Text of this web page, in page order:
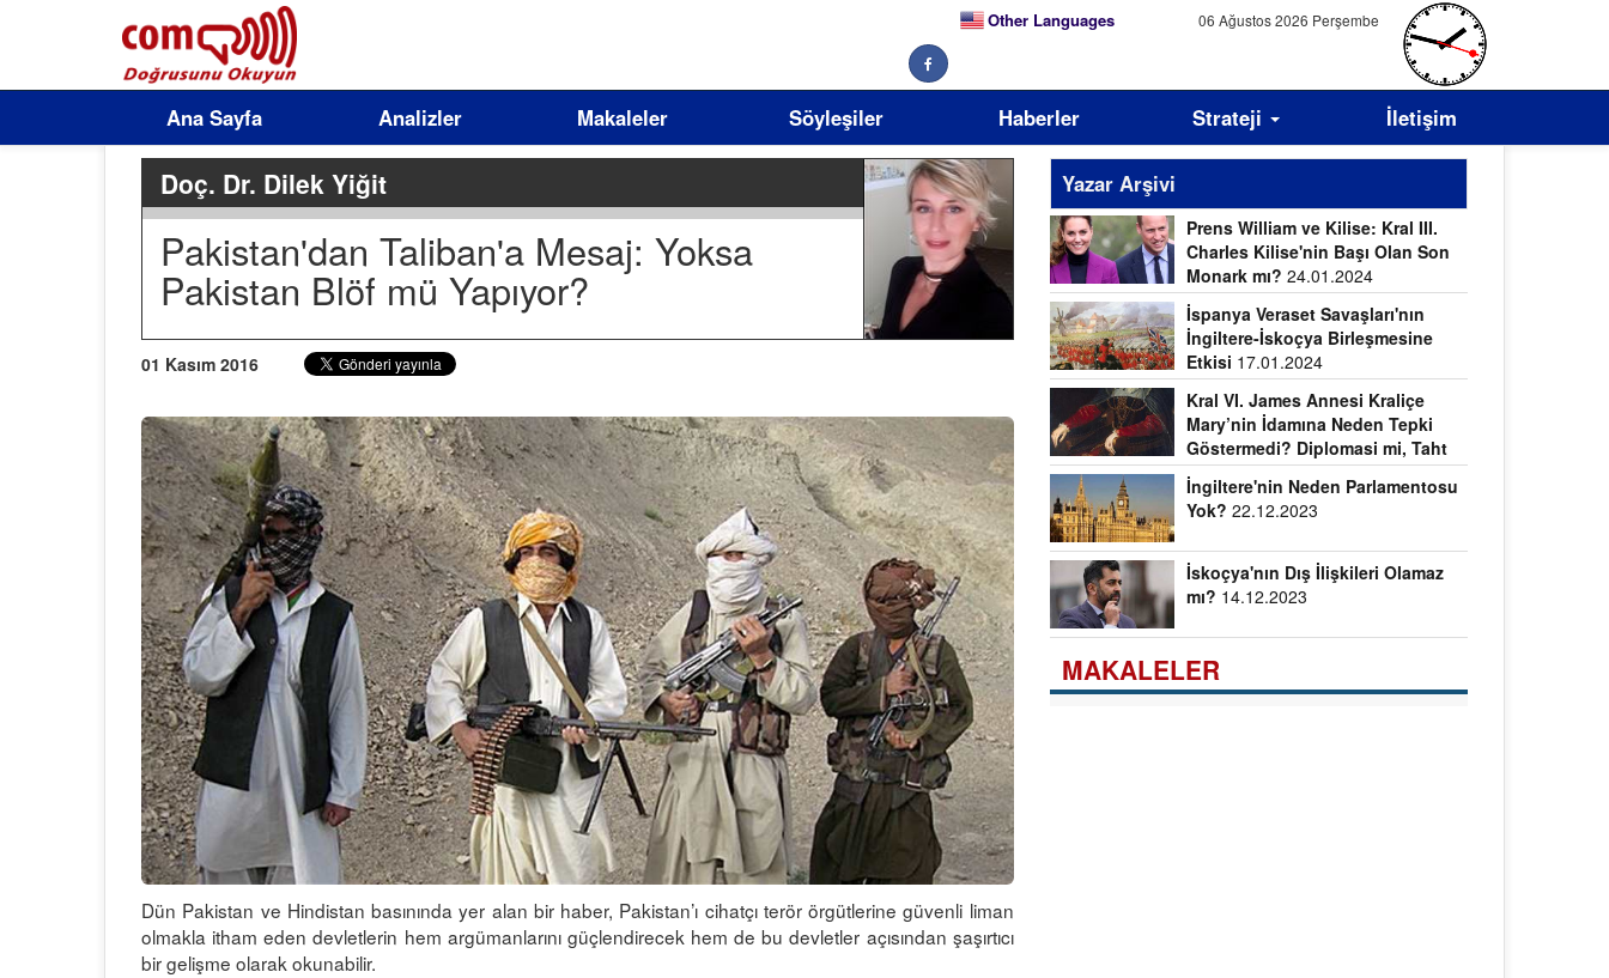
06 Ağustos 2026 Perşembe
Other Languages
Ana Sayfa Analizler Makaleler Söyleşiler Haberler Strateji İletişim
Doç. Dr. Dilek Yiğit
Pakistan'dan Taliban'a Mesaj: Yoksa
Pakistan Blöf mü Yapıyor?
01 Kasım 2016
Dün Pakistan ve Hindistan basınında yer alan bir haber, Pakistan’ı cihatçı terör örgütlerine güvenli liman
olmakla itham eden devletlerin hem argümanlarını güçlendirecek hem de bu devletler açısından şaşırtıcı
bir gelişme olarak okunabilir.
Yazar Arşivi
Prens William ve Kilise: Kral III.
Charles Kilise'nin Başı Olan Son
Monark mı? 24.01.2024
İspanya Veraset Savaşları'nın
İngiltere-İskoçya Birleşmesine
Etkisi 17.01.2024
Kral VI. James Annesi Kraliçe
Mary’nin İdamına Neden Tepki
Göstermedi? Diplomasi mi, Taht
Sevdası mı?09.01.2024
İngiltere'nin Neden Parlamentosu
Yok? 22.12.2023
İskoçya'nın Dış İlişkileri Olamaz
mı? 14.12.2023
MAKALELER